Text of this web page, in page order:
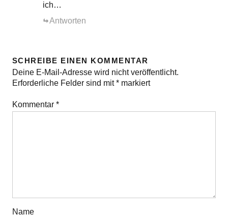
ich…
Antworten
SCHREIBE EINEN KOMMENTAR
Deine E-Mail-Adresse wird nicht veröffentlicht.
Erforderliche Felder sind mit*markiert
Kommentar *
Name